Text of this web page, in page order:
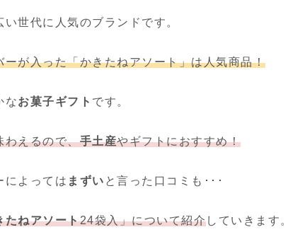
世代に人気のブランドです。
が入った「かきたねアソート」は人気商品！
なお菓子ギフト です。
わえるので、手土産やギフトにおすすめ！
によっては まずい と言った口コミも･･･
たねアソート24袋入」について紹介していきます。